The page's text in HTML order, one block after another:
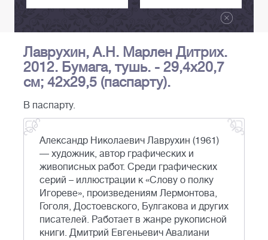
Лаврухин, А.Н. Марлен Дитрих.
2012. Бумага, тушь. - 29,4х20,7
см; 42х29,5 (паспарту).
В паспарту.
Александр Николаевич Лаврухин (1961)
— художник, автор графических и
живописных работ. Среди графических
серий – иллюстрации к «Слову о полку
Игореве», произведениям Лермонтова,
Гоголя, Достоевского, Булгакова и других
писателей. Работает в жанре рукописной
книги. Дмитрий Евгеньевич Авалиани